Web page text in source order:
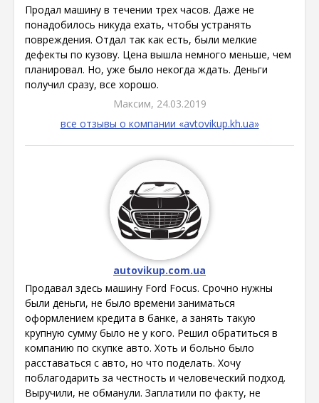
Продал машину в течении трех часов. Даже не
понадобилось никуда ехать, чтобы устранять
повреждения. Отдал так как есть, были мелкие
дефекты по кузову. Цена вышла немного меньше, чем
планировал. Но, уже было некогда ждать. Деньги
получил сразу, все хорошо.
Максим, 24.03.2019
все отзывы о компании «avtovikup.kh.ua»
autovikup.com.ua
Продавал здесь машину Ford Focus. Срочно нужны
были деньги, не было времени заниматься
оформлением кредита в банке, а занять такую
крупную сумму было не у кого. Решил обратиться в
компанию по скупке авто. Хоть и больно было
расставаться с авто, но что поделать. Хочу
поблагодарить за честность и человеческий подход.
Выручили, не обманули. Заплатили по факту, не